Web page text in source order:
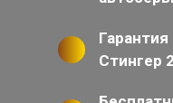
Стингер